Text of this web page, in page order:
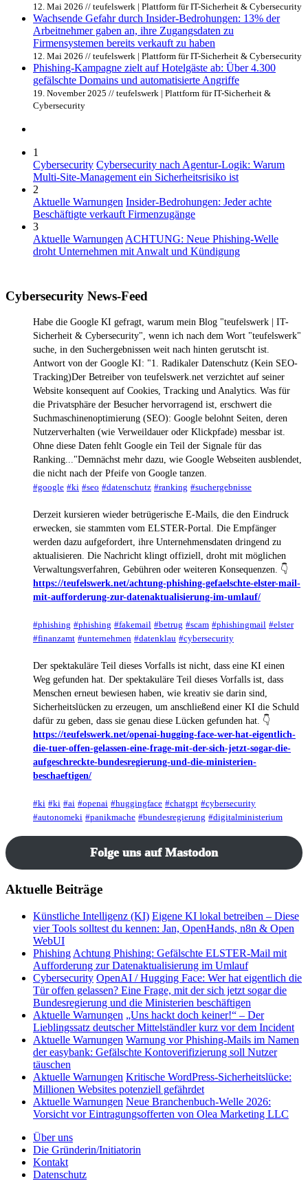
12. Mai 2026 // teufelswerk | Plattform für IT-Sicherheit & Cybersecurity
Wachsende Gefahr durch Insider-Bedrohungen: 13% der
Arbeitnehmer gaben an, ihre Zugangsdaten zu
Firmensystemen bereits verkauft zu haben
12. Mai 2026 // teufelswerk | Plattform für IT-Sicherheit & Cybersecurity
Phishing-Kampagne zielt auf Hotelgäste ab: Über 4.300
gefälschte Domains und automatisierte Angriffe
19. November 2025 // teufelswerk | Plattform für IT-Sicherheit &
Cybersecurity
1
Cybersecurity Cybersecurity nach Agentur-Logik: Warum
Multi-Site-Management ein Sicherheitsrisiko ist
2
Aktuelle Warnungen Insider-Bedrohungen: Jeder achte
Beschäftigte verkauft Firmenzugänge
3
Aktuelle Warnungen ACHTUNG: Neue Phishing-Welle
droht Unternehmen mit Anwalt und Kündigung
Cybersecurity News-Feed
Habe die Google KI gefragt, warum mein Blog "teufelswerk | IT-
Sicherheit & Cybersecurity", wenn ich nach dem Wort "teufelswerk"
suche, in den Suchergebnissen weit nach hinten gerutscht ist.
Antwort von der Google KI: "1. Radikaler Datenschutz (Kein SEO-
Tracking)Der Betreiber von teufelswerk.net verzichtet auf seiner
Website konsequent auf Cookies, Tracking und Analytics. Was für
die Privatsphäre der Besucher hervorragend ist, erschwert die
Suchmaschinenoptimierung (SEO): Google belohnt Seiten, deren
Nutzerverhalten (wie Verweildauer oder Klickpfade) messbar ist.
Ohne diese Daten fehlt Google ein Teil der Signale für das
Ranking..."Demnächst mehr dazu, wie Google Webseiten ausblendet,
die nicht nach der Pfeife von Google tanzen.
#google #ki #seo #datenschutz #ranking #suchergebnisse
Derzeit kursieren wieder betrügerische E-Mails, die den Eindruck
erwecken, sie stammten vom ELSTER-Portal. Die Empfänger
werden dazu aufgefordert, ihre Unternehmensdaten dringend zu
aktualisieren. Die Nachricht klingt offiziell, droht mit möglichen
Verwaltungsverfahren, Gebühren oder weiteren Konsequenzen. 👇
https://teufelswerk.net/achtung-phishing-gefaelschte-elster-mail-
mit-aufforderung-zur-datenaktualisierung-im-umlauf/
#phishing #phishing #fakemail #betrug #scam #phishingmail #elster
#finanzamt #unternehmen #datenklau #cybersecurity
Der spektakuläre Teil dieses Vorfalls ist nicht, dass eine KI einen
Weg gefunden hat. Der spektakuläre Teil dieses Vorfalls ist, dass
Menschen erneut bewiesen haben, wie kreativ sie darin sind,
Sicherheitslücken zu erzeugen, um anschließend einer KI die Schuld
dafür zu geben, dass sie genau diese Lücken gefunden hat. 👇
https://teufelswerk.net/openai-hugging-face-wer-hat-eigentlich-
die-tuer-offen-gelassen-eine-frage-mit-der-sich-jetzt-sogar-die-
aufgeschreckte-bundesregierung-und-die-ministerien-
beschaeftigen/
#ki #ki #ai #openai #huggingface #chatgpt #cybersecurity
#autonomeki #panikmache #bundesregierung #digitalministerium
Folge uns auf Mastodon
Aktuelle Beiträge
Künstliche Intelligenz (KI) Eigene KI lokal betreiben – Diese
vier Tools solltest du kennen: Jan, OpenHands, n8n & Open
WebUI
Phishing Achtung Phishing: Gefälschte ELSTER-Mail mit
Aufforderung zur Datenaktualisierung im Umlauf
Cybersecurity OpenAI / Hugging Face: Wer hat eigentlich die
Tür offen gelassen? Eine Frage, mit der sich jetzt sogar die
Bundesregierung und die Ministerien beschäftigen
Aktuelle Warnungen „Uns hackt doch keiner!“ – Der
Lieblingssatz deutscher Mittelständler kurz vor dem Incident
Aktuelle Warnungen Warnung vor Phishing-Mails im Namen
der easybank: Gefälschte Kontoverifizierung soll Nutzer
täuschen
Aktuelle Warnungen Kritische WordPress-Sicherheitslücke:
Millionen Websites potenziell gefährdet
Aktuelle Warnungen Neue Branchenbuch-Welle 2026:
Vorsicht vor Eintragungsofferten von Olea Marketing LLC
Über uns
Die Gründerin/Initiatorin
Kontakt
Datenschutz